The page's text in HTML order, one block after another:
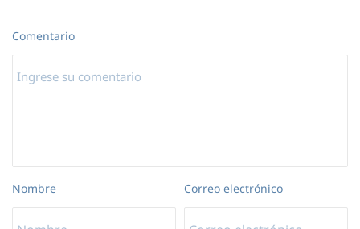
Comentario
Nombre Correo electrónico